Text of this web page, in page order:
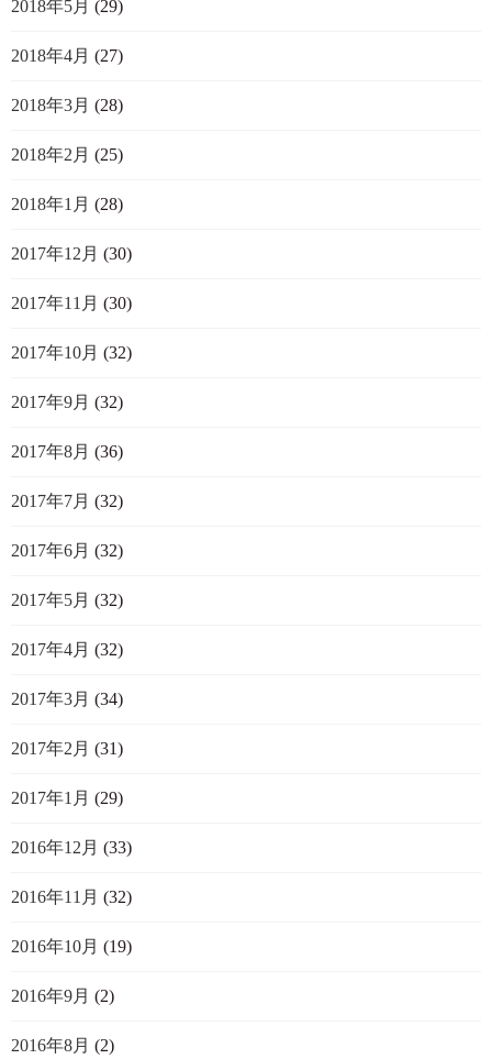
2018年5月 (29)
2018年4月 (27)
2018年3月 (28)
2018年2月 (25)
2018年1月 (28)
2017年12月 (30)
2017年11月 (30)
2017年10月 (32)
2017年9月 (32)
2017年8月 (36)
2017年7月 (32)
2017年6月 (32)
2017年5月 (32)
2017年4月 (32)
2017年3月 (34)
2017年2月 (31)
2017年1月 (29)
2016年12月 (33)
2016年11月 (32)
2016年10月 (19)
2016年9月 (2)
2016年8月 (2)